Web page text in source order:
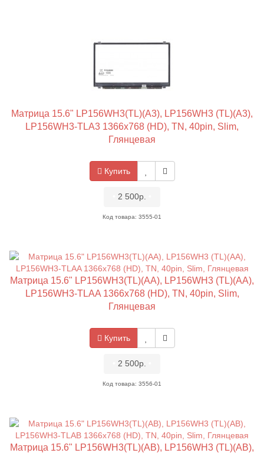
Матрица 15.6" LP156WH3(TL)(A3), LP156WH3 (TL)(A3),
LP156WH3-TLA3 1366x768 (HD), TN, 40pin, Slim,
Глянцевая
Купить
2 500р.
Код товара: 3555-01
Матрица 15.6" LP156WH3(TL)(AA), LP156WH3 (TL)(AA),
LP156WH3-TLAA 1366x768 (HD), TN, 40pin, Slim,
Глянцевая
Купить
2 500р.
Код товара: 3556-01
Матрица 15.6" LP156WH3(TL)(AB), LP156WH3 (TL)(AB),